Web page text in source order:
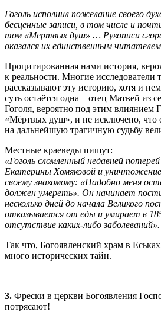
Гоголь исполнил пожелание своего
бесценные записи, в том числе и
том «Мертвых душ» … Рукописи
оказался их единственным
Процитированная нами история,
к реальности. Многие исследователи
рассказывают эту историю, хотя и
суть остаётся одна – отец Матвей из
Гоголя, вероятно под этим влиянием
«Мёртвых душ», и не исключено, что
на дальнейшую трагичную судьбу
Местные краеведы пишут:
«Гоголь сломленный недавней потерей
Екатерины Хомяковой и
своему знакомому: «Надобно меня
должен умереть». Он начинает
несколько дней до начала Великого
отказывается от еды и умирает в
отсутствие каких-либо заболеваний».
Так что, Богоявленский храм в
много исторических тайн.
3. Фрески в церкви Богоявления
потрясают!